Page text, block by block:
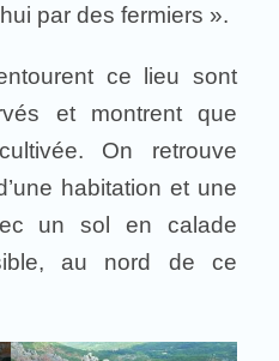
par des fermiers ».
ce lieu sont
et montrent que
On retrouve
habitation et une
un sol en calade
au nord de ce